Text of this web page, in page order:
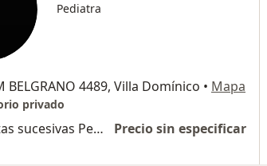
Pediatra
BELGRANO 4489, Villa Domínico • Mapa
privado
Consultas sucesivas Pediatría Precio sin especificar